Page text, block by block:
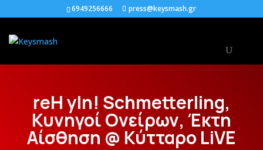
6949256666 press@keysmash.gr
reH yIn! Schmetterling,
Κυνηγοί Ονείρων, Έκτη
Αίσθηση @ Κύτταρο LiVE